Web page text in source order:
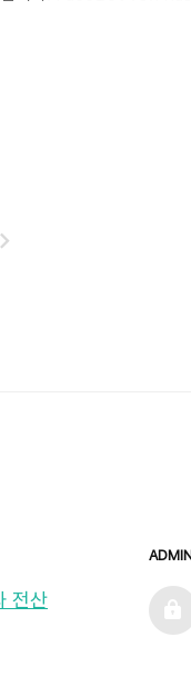
다
전산
admin